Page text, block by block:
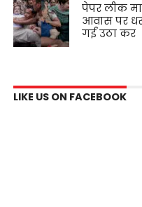
पेपर लीक
आवास पर
गई उठा कर
LIKE US ON FACEBOOK